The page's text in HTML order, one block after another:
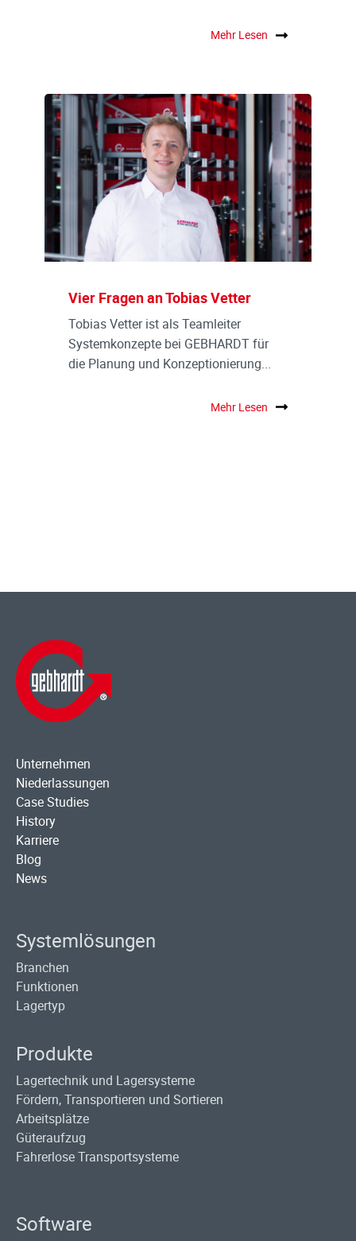
Mehr Lesen
Vier Fragen an Tobias Vetter
Tobias Vetter ist als Teamleiter
Systemkonzepte bei GEBHARDT für
die Planung und Konzeptionierung...
Mehr Lesen
Unternehmen
Niederlassungen
Case Studies
History
Karriere
Blog
News
Systemlösungen
Branchen
Funktionen
Lagertyp
Produkte
Lagertechnik und Lagersysteme
Fördern, Transportieren und Sortieren
Arbeitsplätze
Güteraufzug
Fahrerlose Transportsysteme
Software